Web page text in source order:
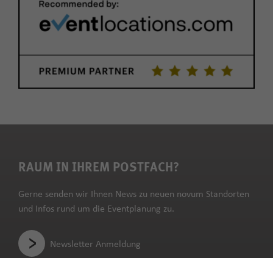
RAUM IN IHREM POSTFACH?
Gerne senden wir Ihnen News zu neuen novum Standorten
und Infos rund um die Eventplanung zu.
Newsletter Anmeldung